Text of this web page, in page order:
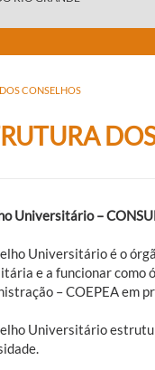
CONSELHOS
Universitário –
Universitário é o
e a funcionar como
– COEPEA em
Universitário